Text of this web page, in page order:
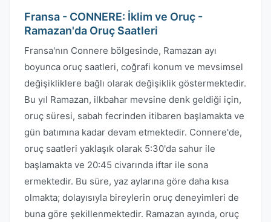
Fransa - CONNERE: İklim ve Oruç -
Ramazan'da Oruç Saatleri
Fransa'nın Connere bölgesinde, Ramazan ayı
boyunca oruç saatleri, coğrafi konum ve mevsimsel
değişikliklere bağlı olarak değişiklik göstermektedir.
Bu yıl Ramazan, ilkbahar mevsine denk geldiği için,
oruç süresi, sabah fecrinden itibaren başlamakta ve
gün batımına kadar devam etmektedir. Connere'de,
oruç saatleri yaklaşık olarak 5:30'da sahur ile
başlamakta ve 20:45 civarında iftar ile sona
ermektedir. Bu süre, yaz aylarına göre daha kısa
olmakta; dolayısıyla bireylerin oruç deneyimleri de
buna göre şekillenmektedir. Ramazan ayında, oruç